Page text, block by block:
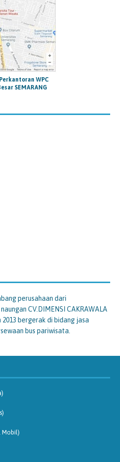
WPC
SEMARANG
perusahaan dari
CV.DIMENSI CAKRAWALA
bergerak di bidang jasa
bus pariwisata.
Mobil)